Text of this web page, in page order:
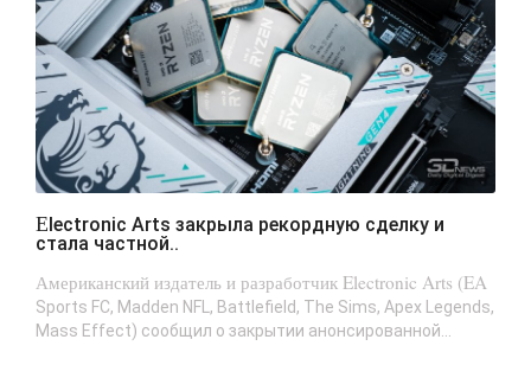
Electronic Arts закрыла рекордную сделку и
стала частной..
Американский издатель и разработчик Electronic Arts (EA
Sports FC, Madden NFL, Battlefield, The Sims, Apex Legends,
Mass Effect) сообщил о закрытии анонсированной...